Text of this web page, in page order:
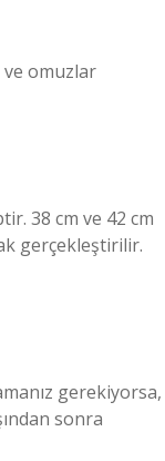
omuzlar
38 cm ve 42 cm
gerçekleştirilir.
gerekiyorsa,
sonra